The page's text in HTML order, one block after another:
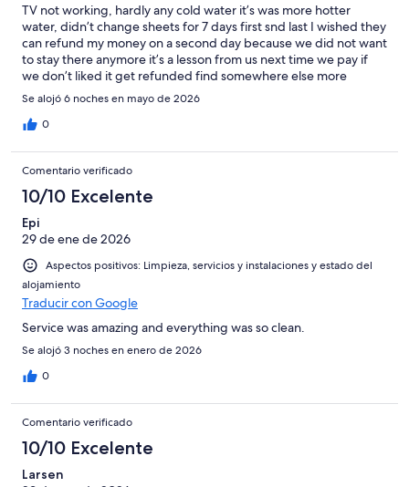
TV not working, hardly any cold water it’s was more hotter
water, didn’t change sheets for 7 days first snd last I wished they
can refund my money on a second day because we did not want
to stay there anymore it’s a lesson from us next time we pay if
we don’t liked it get refunded find somewhere else more
refreshed better than that
Se alojó 6 noches en mayo de 2026
0
Comentario verificado
10/10 Excelente
Epi
29 de ene de 2026
Aspectos positivos: Limpieza, servicios y instalaciones y estado del
alojamiento
Traducir con Google
Service was amazing and everything was so clean.
Se alojó 3 noches en enero de 2026
0
Comentario verificado
10/10 Excelente
Larsen